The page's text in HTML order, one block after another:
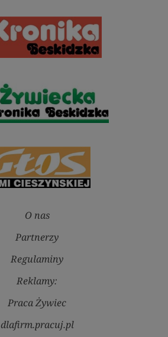
O nas
Partnerzy
Regulaminy
Reklamy:
Praca Żywiec
dlafirm.pracuj.pl